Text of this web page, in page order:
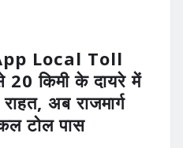
Local Toll
20 किमी के दायरे में
अब राजमार्ग
टोल पास